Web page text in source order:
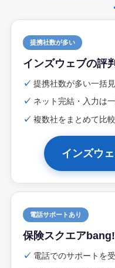
提携社数が多い
インズウェブの評
✓ 提携社数が多い一括
✓ ネット完結・入力は
✓ 複数社をまとめて比
インズウ
電話サポートあり
保険スクエア
✓ 電話でのサポートを